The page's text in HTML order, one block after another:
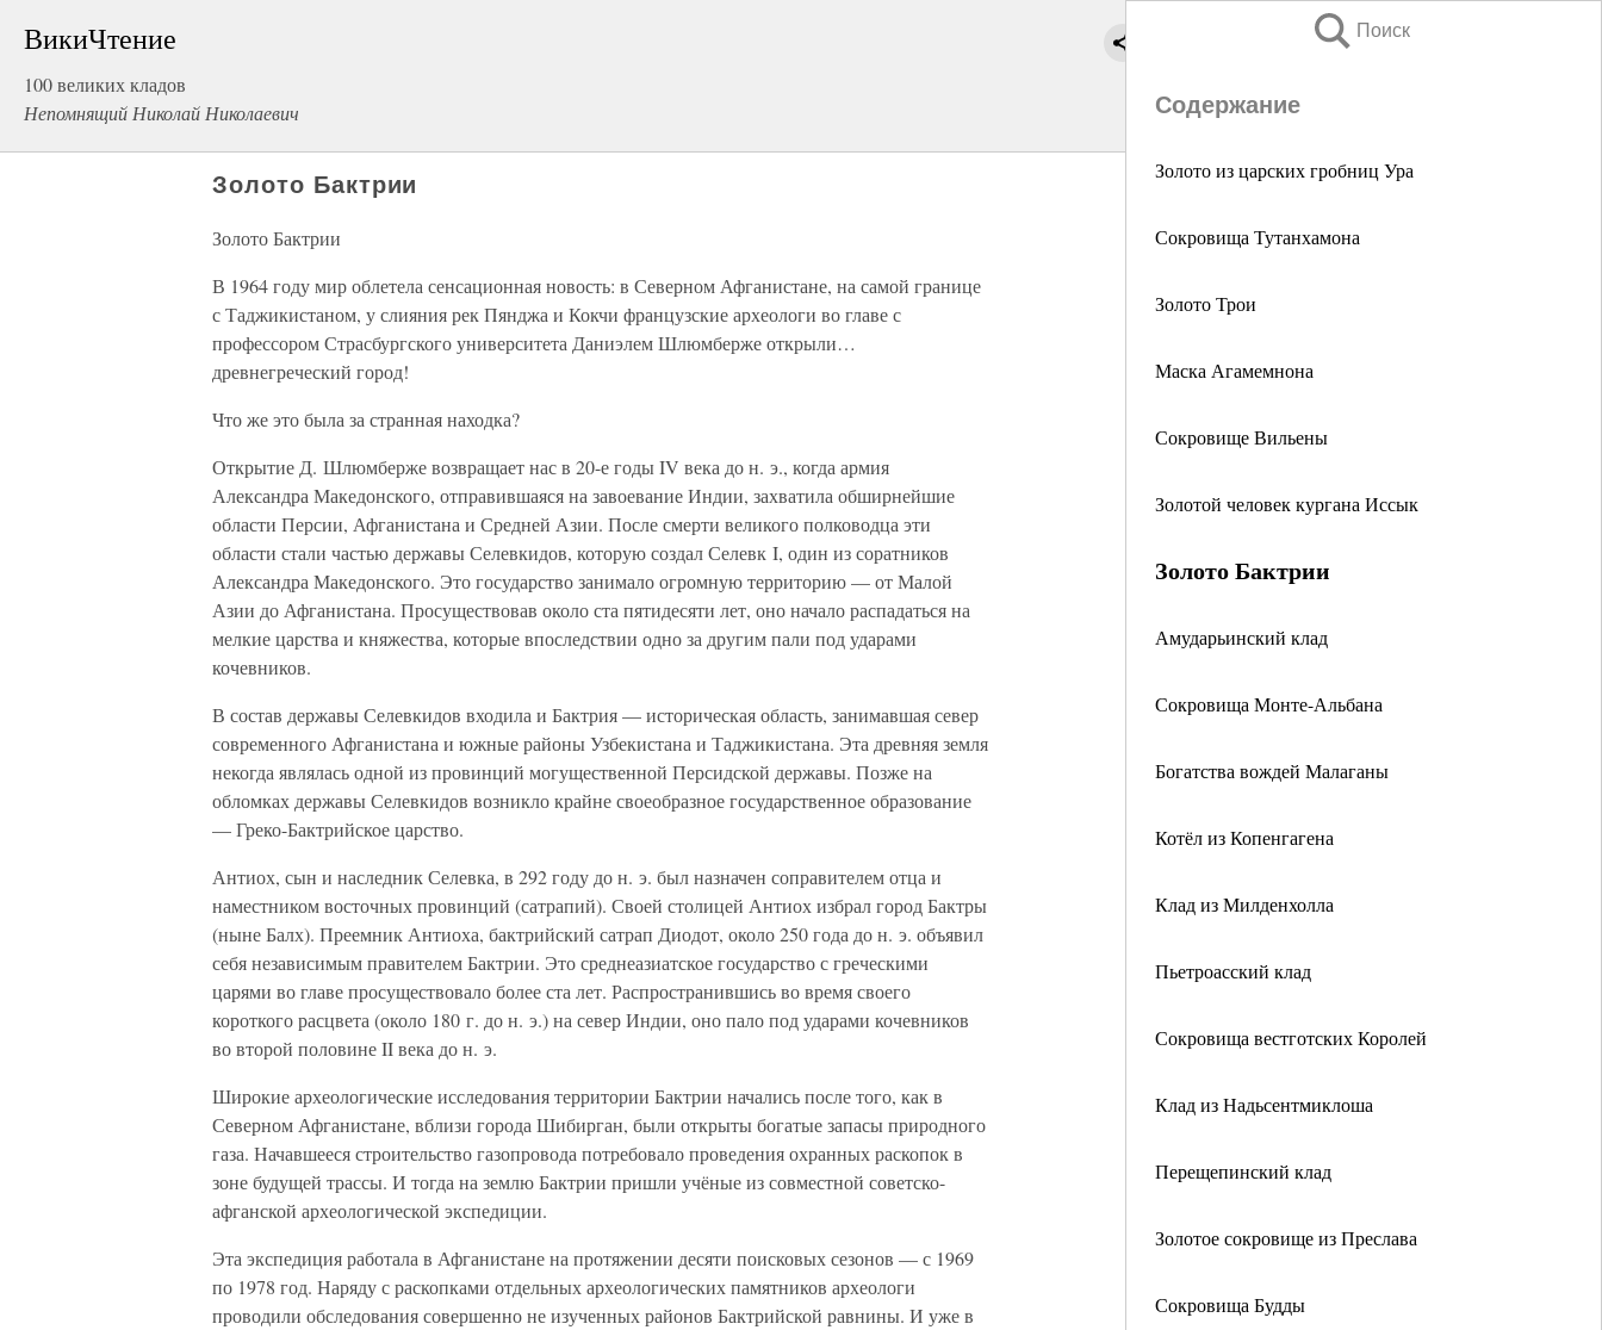
ВикиЧтение
100 великих кладов
Непомнящий Николай Николаевич
Поиск
Содержание
Золото из царских гробниц Ура
Сокровища Тутанхамона
Золото Трои
Маска Агамемнона
Сокровище Вильены
Золотой человек кургана Иссык
Золото Бактрии
Амударьинский клад
Сокровища Монте-Альбана
Богатства вождей Малаганы
Котёл из Копенгагена
Клад из Милденхолла
Пьетроасский клад
Сокровища вестготских Королей
Клад из Надьсентмиклоша
Перещепинский клад
Золотое сокровище из Преслава
Сокровища Будды
Золото Бактрии
Золото Бактрии
В 1964 году мир облетела сенсационная новость: в Северном Афганистане, на самой границе
с Таджикистаном, у слияния рек Пянджа и Кокчи французские археологи во главе с
профессором Страсбургского университета Даниэлем Шлюмберже открыли…
древнегреческий город!
Что же это была за странная находка?
Открытие Д. Шлюмберже возвращает нас в 20-е годы IV века до н. э., когда армия
Александра Македонского, отправившаяся на завоевание Индии, захватила обширнейшие
области Персии, Афганистана и Средней Азии. После смерти великого полководца эти
области стали частью державы Селевкидов, которую создал Селевк I, один из соратников
Александра Македонского. Это государство занимало огромную территорию — от Малой
Азии до Афганистана. Просуществовав около ста пятидесяти лет, оно начало распадаться на
мелкие царства и княжества, которые впоследствии одно за другим пали под ударами
кочевников.
В состав державы Селевкидов входила и Бактрия — историческая область, занимавшая север
современного Афганистана и южные районы Узбекистана и Таджикистана. Эта древняя земля
некогда являлась одной из провинций могущественной Персидской державы. Позже на
обломках державы Селевкидов возникло крайне своеобразное государственное образование
— Греко-Бактрийское царство.
Антиох, сын и наследник Селевка, в 292 году до н. э. был назначен соправителем отца и
наместником восточных провинций (сатрапий). Своей столицей Антиох избрал город Бактры
(ныне Балх). Преемник Антиоха, бактрийский сатрап Диодот, около 250 года до н. э. объявил
себя независимым правителем Бактрии. Это среднеазиатское государство с греческими
царями во главе просуществовало более ста лет. Распространившись во время своего
короткого расцвета (около 180 г. до н. э.) на север Индии, оно пало под ударами кочевников
во второй половине II века до н. э.
Широкие археологические исследования территории Бактрии начались после того, как в
Северном Афганистане, вблизи города Шибирган, были открыты богатые запасы природного
газа. Начавшееся строительство газопровода потребовало проведения охранных раскопок в
зоне будущей трассы. И тогда на землю Бактрии пришли учёные из совместной советско-
афганской археологической экспедиции.
Эта экспедиция работала в Афганистане на протяжении десяти поисковых сезонов — с 1969
по 1978 год. Наряду с раскопками отдельных археологических памятников археологи
проводили обследования совершенно не изученных районов Бактрийской равнины. И уже в